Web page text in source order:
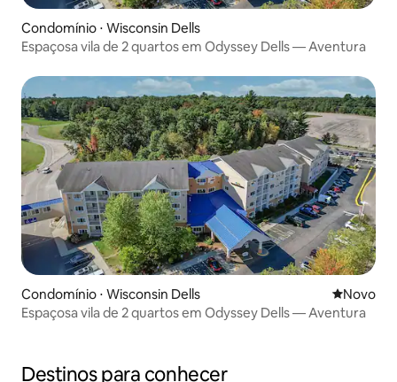
Condomínio ⋅ Wisconsin Dells
Espaçosa vila de 2 quartos em Odyssey Dells — Aventura
Condomínio ⋅ Wisconsin Dells Novo
Novo
Espaçosa vila de 2 quartos em Odyssey Dells — Aventura
Destinos para conhecer